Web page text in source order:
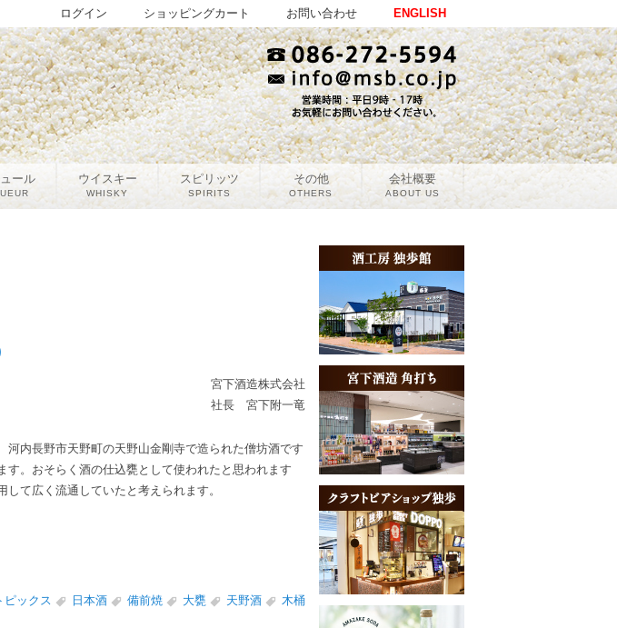
宮下酒造株式会社
社長 宮下附一竜
内長野市天野町の天野山金剛寺で造られた僧坊酒です
。おそらく酒の仕込甕として使われたと思われます
て広く流通していたと考えられます。
ピックス 日本酒 備前焼 大甕 天野酒 木桶
ール ウイスキー
WHISKY
スピリッツ
SPIRITS
その他
OTHERS
会社概要
ABOUT US
ENGLISH
お問い合わせ
ショッピングカート
ログイン